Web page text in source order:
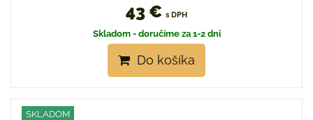
43 € s DPH
Skladom - doručíme za 1-2 dni
Do košíka
SKLADOM